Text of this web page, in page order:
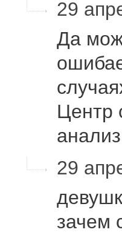
29
Да
Центр
29
зачем